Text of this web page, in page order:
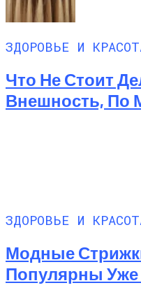
ЗДОРОВЬЕ И
Что Не Стоит
Внешность, По
ЗДОРОВЬЕ И
Модные
Популярны Уже